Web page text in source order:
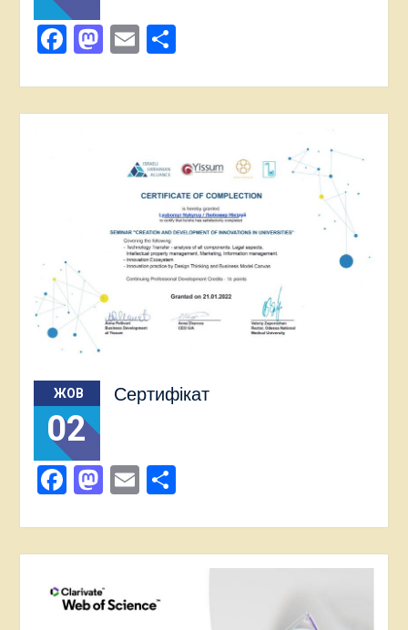
Facebook
Mastodon
EmailПоділитися
ЖОВ
02
Сертифікат
Facebook
Mastodon
EmailПоділитися